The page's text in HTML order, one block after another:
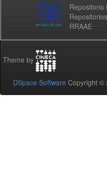
Repositorio
RRAAE
Theme by
DSpace Software Copyright ©